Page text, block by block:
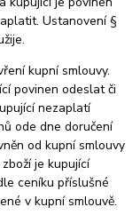
Ustanovení §
kupní smlouvy.
povinen odeslat či
nezaplatí
ode dne doručení
od kupní smlouvy
je kupující
ceníku příslušné
v kupní smlouvě.